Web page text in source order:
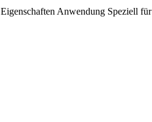
Eigenschaften Anwendung Speziell für